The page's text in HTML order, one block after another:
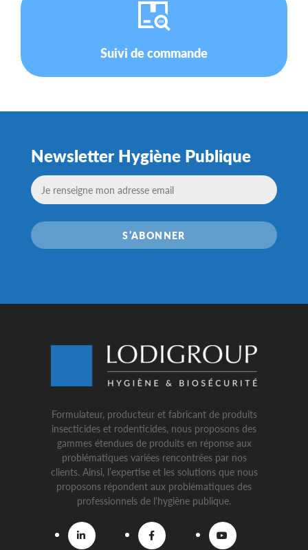
Suivi de commande
Newsletter Hygiène Publique
S’ABONNER
Formulateur, producteur et fabricant de produits
insecticides et rodenticides, nous proposons des
gammes étendues de produits en réponse aux
problématiques variées rencontrées par nos
clients. Ainsi, l’expertise et les solutions que nous
proposons répondent aux problématiques des
professionnels de l'hygiène publique.